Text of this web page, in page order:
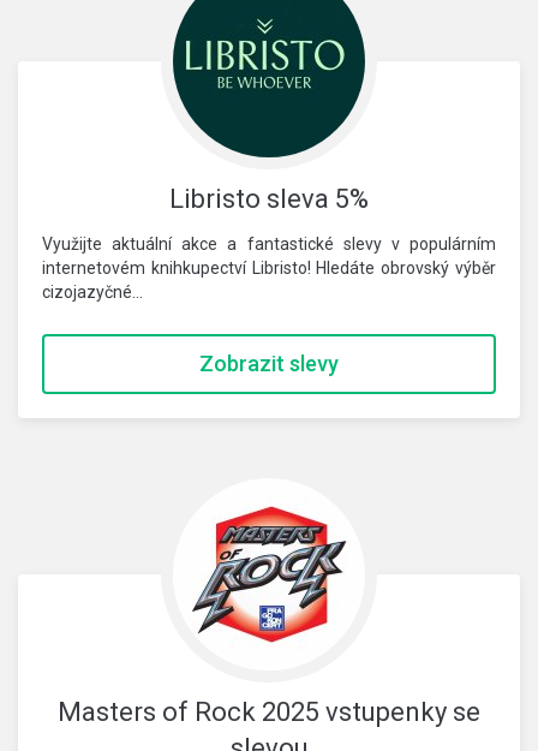
Libristo sleva 5%
Využijte aktuální akce a fantastické slevy v populárním
internetovém knihkupectví Libristo! Hledáte obrovský výběr
cizojazyčné…
Zobrazit slevy
Masters of Rock 2025 vstupenky se